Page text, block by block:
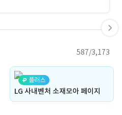
587/3,173
플러스
LG 사내벤처 소재모아 페이지